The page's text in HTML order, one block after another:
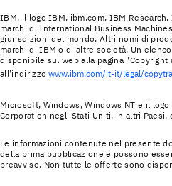
IBM, il logo IBM, ibm.com, IBM
marchi di International Business
giurisdizioni del mondo. Altri nomi di
marchi di IBM o di altre società. Un
disponibile sul web alla pagina
all'indirizzowww.ibm.com/it-it/legal/
Microsoft, Windows, Windows NT e il
Corporation negli Stati Uniti, in altri Paesi,
Le informazioni contenute nel presente
della prima pubblicazione e possono
preavviso. Non tutte le offerte sono